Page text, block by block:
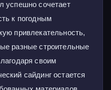
успешно сочетает
к погодным
привлекательность,
разные строительные
своим
сайдинг остается